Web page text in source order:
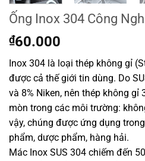
Ống Inox 304 Công
₫60.000
Inox 304 là loại thép không gỉ
được cả thế giới tin dùng. Do
và 8% Niken, nên thép không gỉ
mòn trong các môi trường:
vậy, chúng được ứng dụng
phẩm, dược phẩm, hàng hải.
Mác Inox SUS 304 chiếm đến